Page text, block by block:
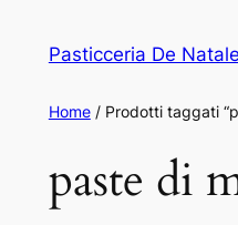
Pasticceria De Natale
Home/ Prodotti taggati
paste di